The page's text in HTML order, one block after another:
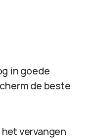
in goede
de beste
vervangen